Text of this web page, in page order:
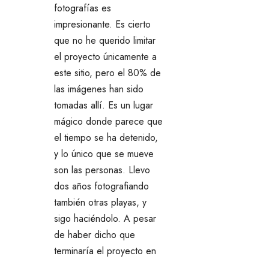
fotografías es
impresionante. Es cierto
que no he querido limitar
el proyecto únicamente a
este sitio, pero el 80% de
las imágenes han sido
tomadas allí. Es un lugar
mágico donde parece que
el tiempo se ha detenido,
y lo único que se mueve
son las personas. Llevo
dos años fotografiando
también otras playas, y
sigo haciéndolo. A pesar
de haber dicho que
terminaría el proyecto en